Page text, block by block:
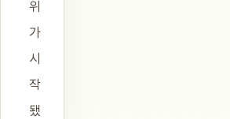
위
가
시
작
됐